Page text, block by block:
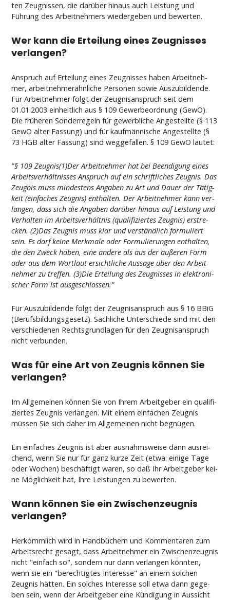
ten Zeug­nis­sen, die darüber hin­aus auch Leis­tung und
Führung des Ar­beit­neh­mers wie­der­ge­ben und be­wer­ten.
Wer kann die Er­tei­lung ei­nes Zeug­nis­ses
ver­lan­gen?
An­spruch auf Er­tei­lung ei­nes Zeug­nis­ses ha­ben Ar­beit­neh­
mer, ar­beit­neh­merähn­li­che Per­so­nen so­wie Aus­zu­bil­den­de.
Für Ar­beit­neh­mer folgt der Zeug­nis­an­spruch seit dem
01.01.2003 ein­heit­lich aus § 109 Ge­wer­be­ord­nung (Ge­wO).
Die frühe­ren Son­der­re­geln für ge­werb­li­che An­ge­stell­te (§ 113
Ge­wO al­ter Fas­sung) und für kaufmänni­sche An­ge­stell­te (§
73 HGB al­ter Fas­sung) sind weg­ge­fal­len. § 109 Ge­wO lau­tet:
"§ 109 Zeug­nis(1)Der Ar­beit­neh­mer hat bei Be­en­di­gung ei­nes
Ar­beits­verhält­nis­ses An­spruch auf ein schrift­li­ches Zeug­nis. Das
Zeug­nis muss min­des­tens An­ga­ben zu Art und Dau­er der Tätig­
keit (ein­fa­ches Zeug­nis) ent­hal­ten. Der Ar­beit­neh­mer kann ver­
lan­gen, dass sich die An­ga­ben darüber hin­aus auf Leis­tung und
Ver­hal­ten im Ar­beits­verhält­nis (qua­li­fi­zier­tes Zeug­nis) er­stre­
cken. (2)Das Zeug­nis muss klar und verständ­lich for­mu­liert
sein. Es darf kei­ne Merk­ma­le oder For­mu­lie­run­gen ent­hal­ten,
die den Zweck ha­ben, ei­ne an­de­re als aus der äußeren Form
oder aus dem Wort­laut er­sicht­li­che Aus­sa­ge über den Ar­beit­
neh­mer zu tref­fen. (3)Die Er­tei­lung des Zeug­nis­ses in elek­tro­ni­
scher Form ist aus­ge­schlos­sen."
Für Aus­zu­bil­den­de folgt der Zeug­nis­an­spruch aus § 16 BBiG
(Be­rufs­bil­dungs­ge­setz). Sach­li­che Un­ter­schie­de sind mit den
ver­schie­de­nen Rechts­grund­la­gen für den Zeug­nis­an­spruch
nicht ver­bun­den.
Was für ei­ne Art von Zeug­nis können Sie
ver­lan­gen?
Im All­ge­mei­nen können Sie von Ih­rem Ar­beit­ge­ber ein qua­li­fi­
zier­tes Zeug­nis ver­lan­gen. Mit ei­nem ein­fa­chen Zeug­nis
müssen Sie sich da­her im All­ge­mei­nen nicht be­gnügen.
Ein ein­fa­ches Zeug­nis ist aber aus­nahms­wei­se dann aus­rei­
chend, wenn Sie nur für ganz kur­ze Zeit (et­wa: ei­ni­ge Ta­ge
oder Wo­chen) beschäftigt wa­ren, so daß Ihr Ar­beit­ge­ber kei­
ne Möglich­keit hat, Ih­re Leis­tun­gen zu be­wer­ten.
Wann können Sie ein Zwi­schen­zeug­nis
ver­lan­gen?
Herkömmlich wird in Handbüchern und Kom­men­ta­ren zum
Ar­beits­recht ge­sagt, dass Ar­beit­neh­mer ein Zwi­schen­zeug­nis
nicht "ein­fach so", son­dern nur dann ver­lan­gen könn­ten,
wenn sie ein "be­rech­tig­tes In­ter­es­se" an ei­nem sol­chen
Zeug­nis hätten. Ein sol­ches In­ter­es­se soll et­wa dann ge­ge­
ben sein, wenn der Ar­beit­ge­ber ei­ne Kündi­gung in Aus­sicht